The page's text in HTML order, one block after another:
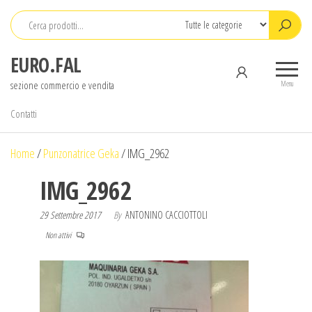
Salta
contenuto
EURO.FAL
sezione commercio e vendita Menu
Contatti
Home/Punzonatrice Geka/IMG_2962
IMG_2962
29 Settembre 2017 By ANTONINO CACCIOTTOLI
Non attivi